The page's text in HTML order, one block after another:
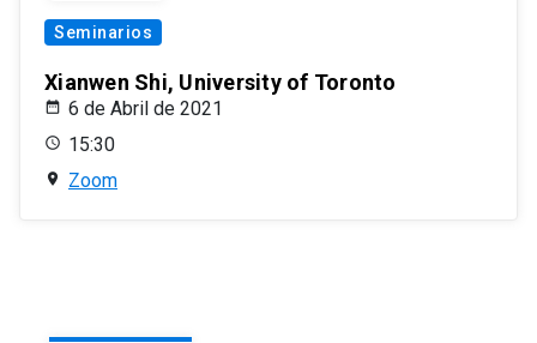
Seminarios
Xianwen Shi, University of Toronto
6 de Abril de 2021
15:30
Zoom